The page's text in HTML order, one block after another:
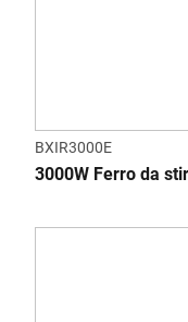
BXIR3000E
3000W Ferro da